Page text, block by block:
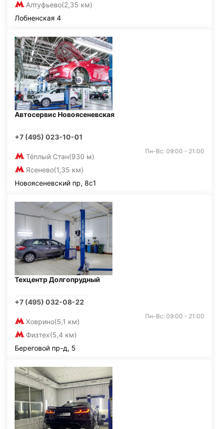
Алтуфьево(2,35 км)
Лобненская 4
Автосервис Новоясеневская
+7 (495) 023-10-01
Тёплый Стан(930 м)
Ясенево(1,35 км)
Пн-Вс: 09:00 - 21:00
Новоясеневский пр, 8с1
Техцентр Долгопрудный
+7 (495) 032-08-22
Ховрино(5,1 км)
Физтех(5,4 км)
Пн-Вс: 09:00 - 21:00
Береговой пр-д, 5